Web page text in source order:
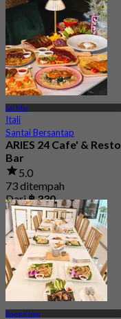
Sai Mai
Itali
Santai Bersantap
ARIES 24 Cafe' & Resto
Bar
5.0
73 ditempah
Dari฿ 330
Bang Khen